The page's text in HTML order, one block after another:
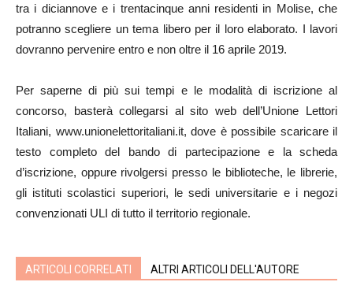
tra i diciannove e i trentacinque anni residenti in Molise, che
potranno scegliere un tema libero per il loro elaborato. I lavori
dovranno pervenire entro e non oltre il 16 aprile 2019.
Per saperne di più sui tempi e le modalità di iscrizione al
concorso, basterà collegarsi al sito web dell’Unione Lettori
Italiani, www.unionelettoritaliani.it, dove è possibile scaricare il
testo completo del bando di partecipazione e la scheda
d’iscrizione, oppure rivolgersi presso le biblioteche, le librerie,
gli istituti scolastici superiori, le sedi universitarie e i negozi
convenzionati ULI di tutto il territorio regionale.
ARTICOLI CORRELATI ALTRI ARTICOLI DELL'AUTORE